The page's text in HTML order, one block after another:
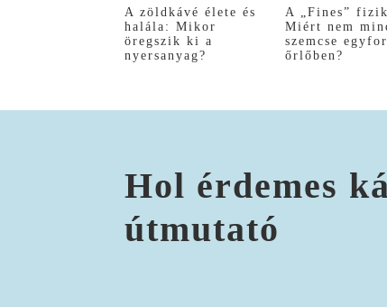
A zöldkávé élete és
halála: Mikor
öregszik ki a
nyersanyag?
A „Fines”
Miért nem
szemcse
őrlőben?
Hol érdemes
útmutató